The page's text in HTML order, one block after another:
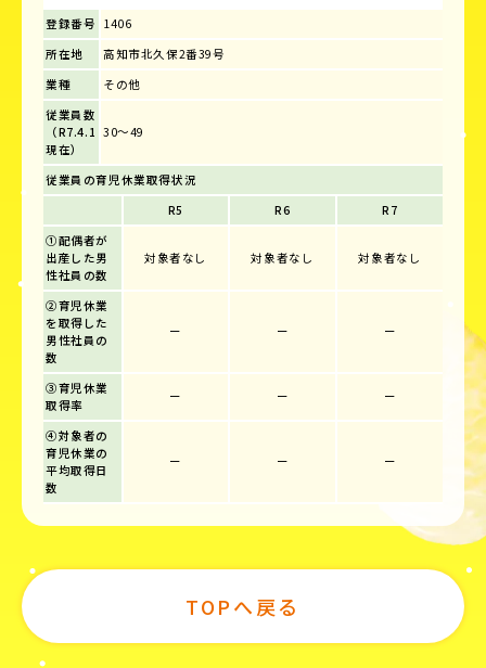
登録番号 1406
所在地
高知市北久保2番39号
業種
その他
従業員数
（R7.4.1
現在）
30～49
従業員の育児休業取得状況
R5
R6
R7
①配偶者が
出産した男
性社員の数
対象者なし 対象者なし 対象者なし
②育児休業
を取得した
男性社員の
数
ー ー ー
③育児休業
取得率
ー ー ー
④対象者の
育児休業の
平均取得日
数
ー ー ー
TOPへ戻る